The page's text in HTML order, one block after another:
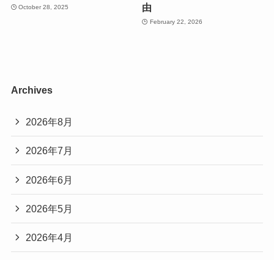
October 28, 2025
由
February 22, 2026
Archives
2026年8月
2026年7月
2026年6月
2026年5月
2026年4月